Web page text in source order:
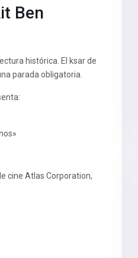
Ben
histórica. El ksar de
parada obligatoria.
cine Atlas Corporation,